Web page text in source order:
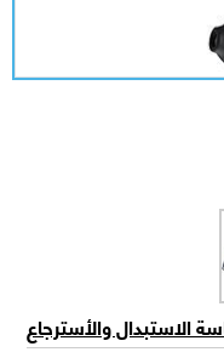
الاستبدال والأسترجاع